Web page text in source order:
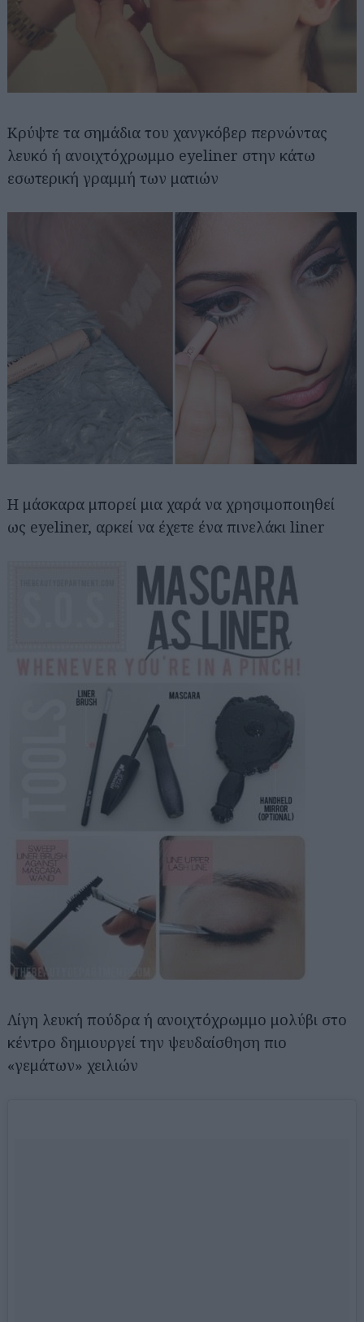
Κρύψτε τα σημάδια του χανγκόβερ περνώντας
λευκό ή ανοιχτόχρωμμο eyeliner στην κάτω
εσωτερική γραμμή των ματιών
Η μάσκαρα μπορεί μια χαρά να χρησιμοποιηθεί
ως eyeliner, αρκεί να έχετε ένα πινελάκι liner
Λίγη λευκή πούδρα ή ανοιχτόχρωμμο μολύβι στο
κέντρο δημιουργεί την ψευδαίσθηση πιο
«γεμάτων» χειλιών